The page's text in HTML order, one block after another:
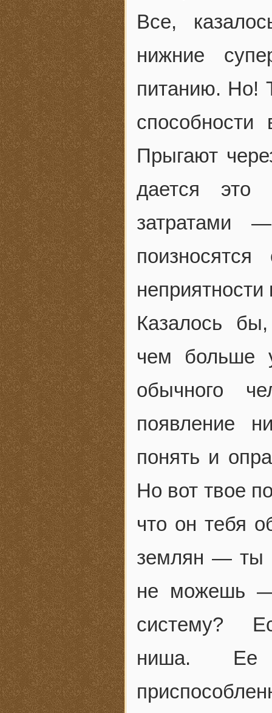
Все,
нижние
питанию. Но!
Прыгают
дается это
затратами
Казалось бы,
чем больше
обычного
появление
понять и
Но вот твое
что он тебя
землян — ты
не можешь
систему?
ниша. Ее